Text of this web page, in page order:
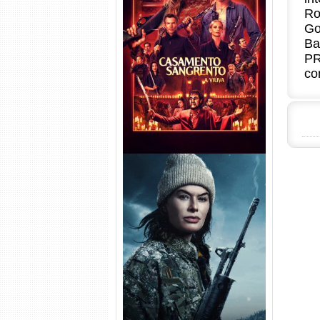
Casamento Sangrento: A
Viúva Torrent (2026) WEB-DL
720p/1080p/4K Dual Áudio
Balística Torrent (2025) WEB-
DL 1080p Dual Áudio